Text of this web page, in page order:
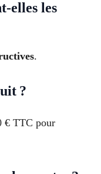
elles les
.
?
€ TTC pour